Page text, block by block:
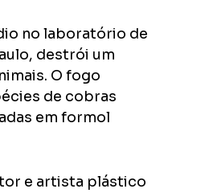
no laboratório de
destrói um
O fogo
de cobras
em formol
e artista plástico